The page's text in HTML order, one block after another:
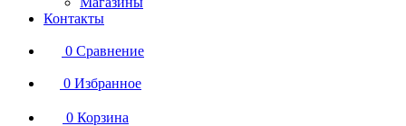
Контакты
0 Сравнение
0 Избранное
0 Корзина